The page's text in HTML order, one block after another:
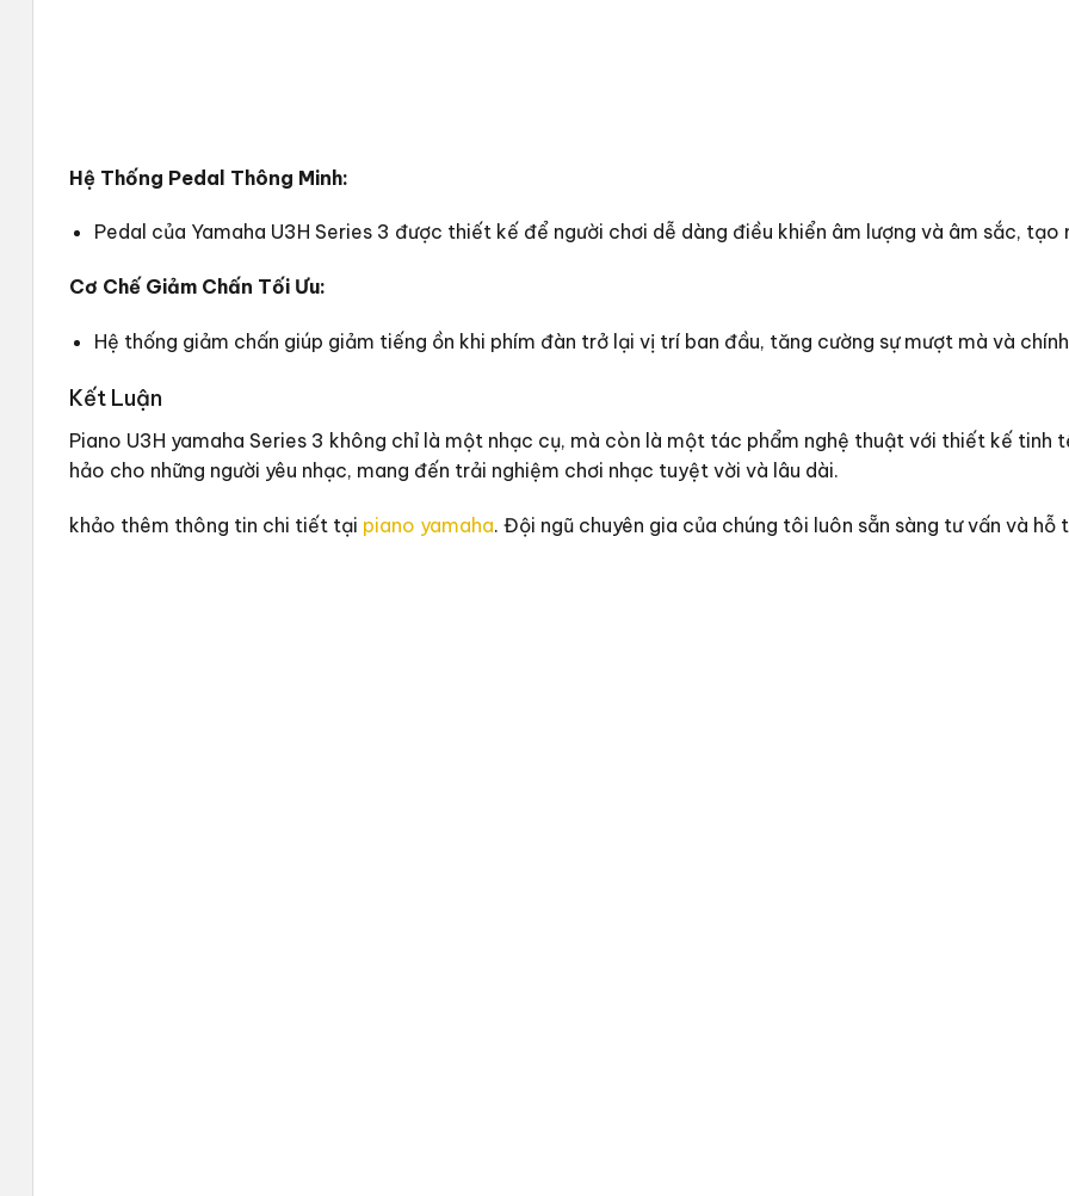
Hệ Thống Pedal Thông Minh:
Pedal của Yamaha U3H Series 3 được thiết kế để người chơi dễ dàng điều khiển âm lượng và âm sắc, tạo
Cơ Chế Giảm Chấn Tối Ưu:
Hệ thống giảm chấn giúp giảm tiếng ồn khi phím đàn trở lại vị trí ban đầu, tăng cường sự mượt mà và
Kết Luận
Piano U3H yamaha Series 3 không chỉ là một nhạc cụ, mà còn là một tác phẩm nghệ thuật với thiết kế tinh
hảo cho những người yêu nhạc, mang đến trải nghiệm chơi nhạc tuyệt vời và lâu dài.
khảo thêm thông tin chi tiết tại piano yamaha. Đội ngũ chuyên gia của chúng tôi luôn sẵn sàng tư vấn và hỗ